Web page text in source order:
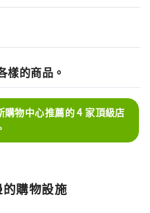
樣的商品。
物中心推薦的 4 家頂級店
購物設施